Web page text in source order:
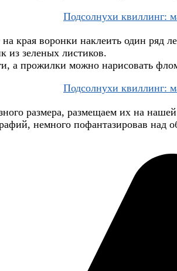
края воронки наклеить один ряд
из зеленых листиков.
а прожилки можно нарисовать
размера, размещаем их на
немного пофантазировав над